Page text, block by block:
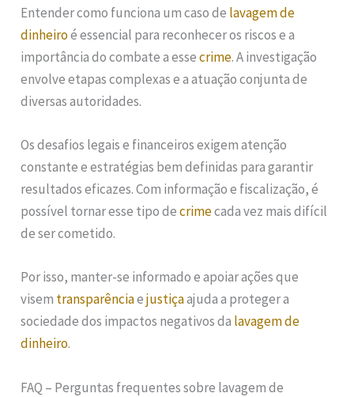
Entender como funciona um caso de lavagem de
dinheiroé essencial para reconhecer os riscos e a
importância do combate a essecrime. A investigação
envolve etapas complexas e a atuação conjunta de
diversas autoridades.
Os desafios legais e financeiros exigem atenção
constante e estratégias bem definidas para garantir
resultados eficazes. Com informação e fiscalização, é
possível tornar esse tipo decrimecada vez mais difícil
de ser cometido.
Por isso, manter-se informado e apoiar ações que
visem transparênciaejustiçaajuda a proteger a
sociedade dos impactos negativos da lavagem de
dinheiro.
FAQ – Perguntas frequentes sobre lavagem de